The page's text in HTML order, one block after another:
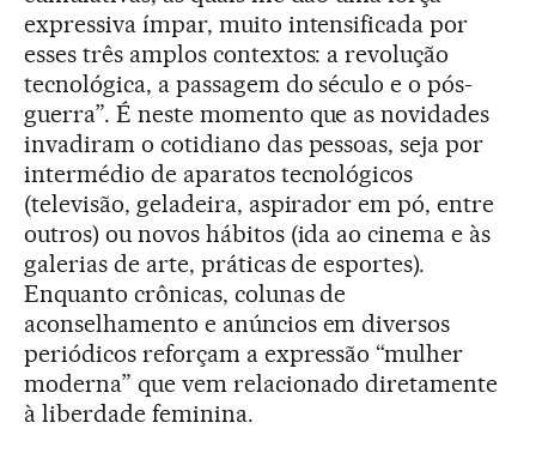
expressiva ímpar, muito intensificada por
esses três amplos contextos: a revolução
tecnológica, a passagem do século e o pós-
guerra”. É neste momento que as novidades
invadiram o cotidiano das pessoas, seja por
intermédio de aparatos tecnológicos
(televisão, geladeira, aspirador em pó, entre
outros) ou novos hábitos (ida ao cinema e às
galerias de arte, práticas de esportes).
Enquanto crônicas, colunas de
aconselhamento e anúncios em diversos
periódicos reforçam a expressão “mulher
moderna” que vem relacionado diretamente
à liberdade feminina.